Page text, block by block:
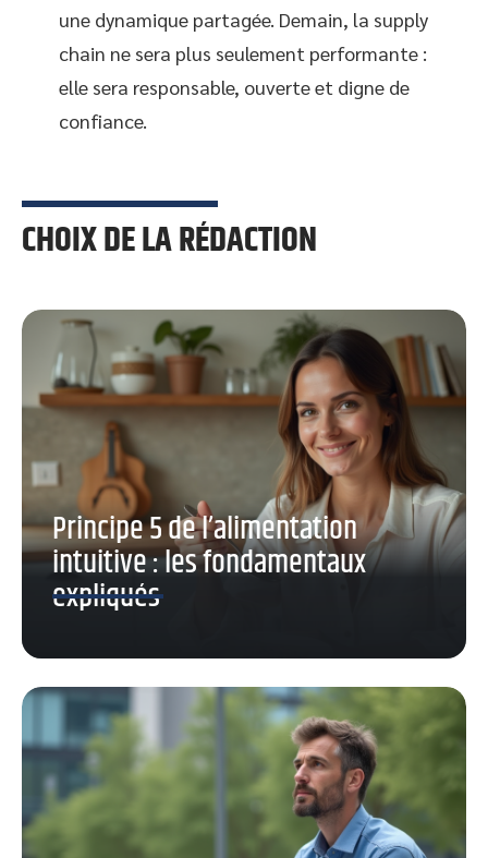
une dynamique partagée. Demain, la supply
chain ne sera plus seulement performante :
elle sera responsable, ouverte et digne de
confiance.
CHOIX DE LA RÉDACTION
Principe 5 de l’alimentation
intuitive : les fondamentaux
expliqués